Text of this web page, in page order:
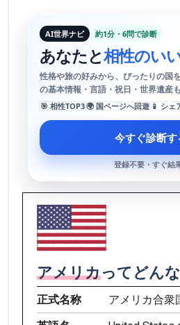
AI世界ナビ 約1分・6問で診断
あなたと相性のい
性格や旅の好みから、ぴったりの国
の基本情報・言語・祝日・世界遺産
🎯 相性TOP3🌍 国ページへ回遊 📱 シェ
今すぐ診断す
登録不要・すぐ結
アメリカってどん
正式名称
アメリカ合衆